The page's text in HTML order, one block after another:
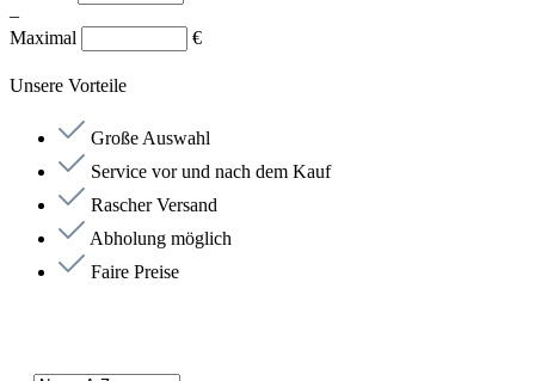
–
Maximal
€
Unsere Vorteile
Große Auswahl
Service vor und nach dem Kauf
Rascher Versand
Abholung möglich
Faire Preise